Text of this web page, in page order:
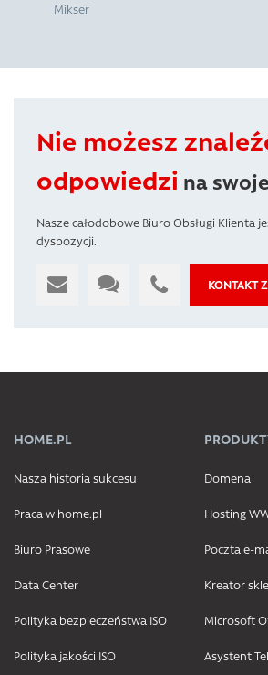
Mikser
Nie możesz
odpowiedzi na
Nasze całodobowe Biuro Obsługi Klienta
dyspozycji.
KONTAKT
HOME.PL
Nasza historia sukcesu
Praca w home.pl
Biuro Prasowe
Data Center
Polityka bezpieczeństwa ISO
Polityka jakości ISO
Domena
Hosting
Poczta e-
Kreator
Microsoft
Asystent